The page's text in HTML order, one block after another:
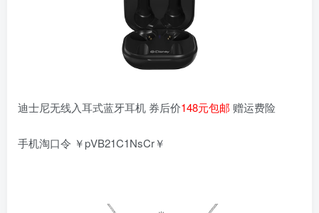
迪士尼无线入耳式蓝牙耳机 券后价148元包邮 赠运费险
手机淘口令 ￥pVB21C1NsCr￥